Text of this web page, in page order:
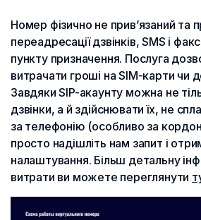
Номер фізично не прив’язаний та
переадресації дзвінків, SMS і
пункту призначення. Послуга
витрачати гроші на SIM-карти чи
Завдяки SIP-акаунту можна не
дзвінки, а й здійснювати їх, не
за телефонію (особливо за
просто надішліть нам запит і
налаштування. Більш детальну
витрати ви можете переглянути